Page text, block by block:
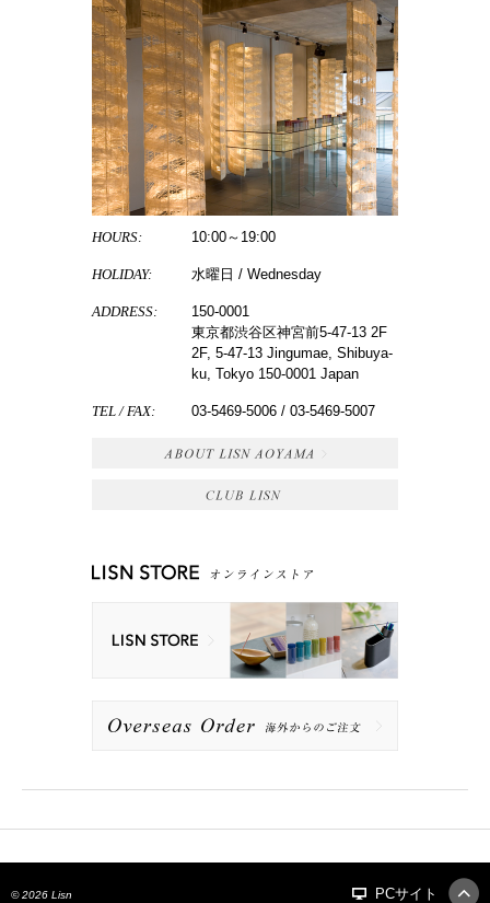
HOURS: 10:00～19:00
HOLIDAY: 水曜日 / Wednesday
ADDRESS:
150-0001
東京都渋谷区神宮前5-47-13 2F
2F, 5-47-13 Jingumae, Shibuya-
ku, Tokyo 150-0001 Japan
TEL / FAX: 03-5469-5006 / 03-5469-5007
© 2026 Lisn PCサイト